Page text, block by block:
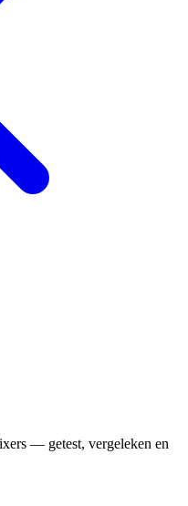
— getest, vergeleken en